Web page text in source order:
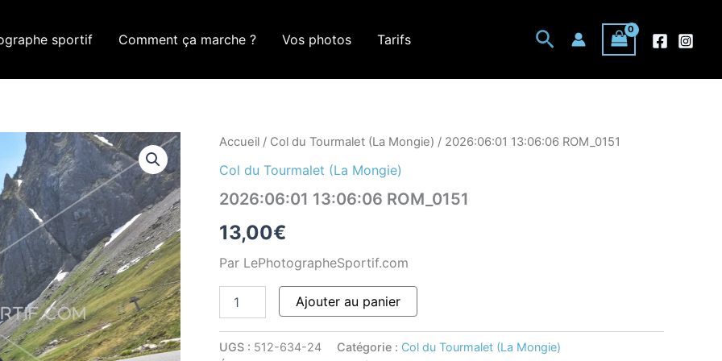
sportif Comment ça marche ? Vos photos Tarifs Rechercher
Accueil / Col du Tourmalet (La Mongie) / 2026:06:01 13:06:06 ROM_0151
Col du Tourmalet (La Mongie)
2026:06:01 13:06:06 ROM_0151
13,00€
Par LePhotographeSportif.com
quantité
2026:06:01
ROM_0151
Ajouter au panier
UGS : 512-634-24 Catégorie : Col du Tourmalet (La Mongie)